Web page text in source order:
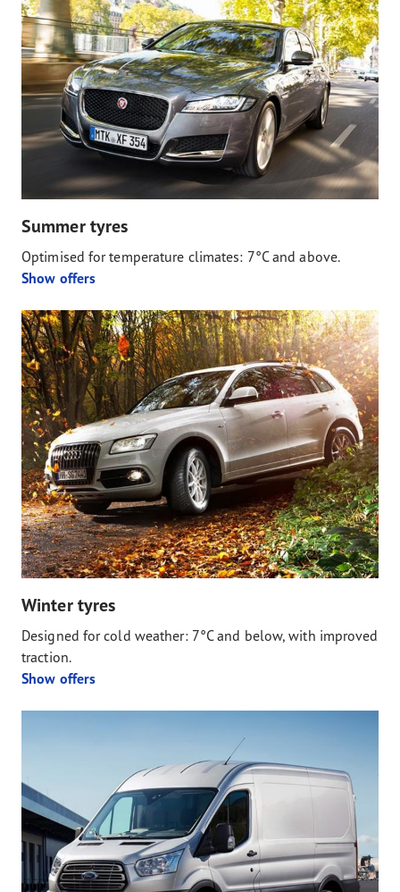
Summer tyres
Optimised for temperature climates: 7°C and above.
Show offers
Winter tyres
Designed for cold weather: 7°C and below, with improved
traction.
Show offers